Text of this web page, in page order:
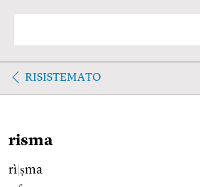
RISISTEMATO
risma
rì ṣma